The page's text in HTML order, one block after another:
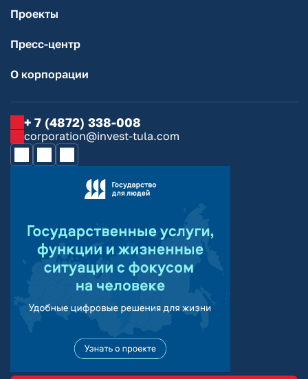
Проекты
Пресс-центр
О корпорации
+ 7 (4872) 338-008
corporation@invest-tula.com